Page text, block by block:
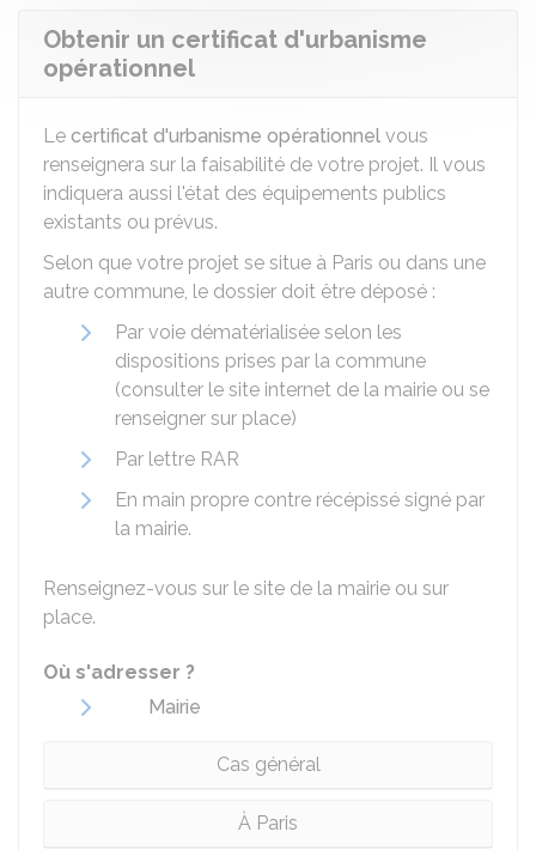
Obtenir un certificat d'urbanisme
opérationnel
Le certificat d'urbanisme opérationnel vous
renseignera sur la faisabilité de votre projet. Il vous
indiquera aussi l'état des équipements publics
existants ou prévus.
Selon que votre projet se situe à Paris ou dans une
autre commune, le dossier doit être déposé :
Par voie dématérialisée selon les
dispositions prises par la commune
(consulter le site internet de la mairie ou se
renseigner sur place)
Par lettre RAR
En main propre contre récépissé signé par
la mairie.
Renseignez-vous sur le site de la mairie ou sur
place.
Où s'adresser ?
Mairie
Cas général
À Paris